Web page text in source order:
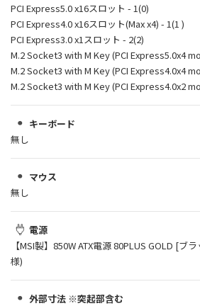
PCI Express5.0 x16スロット - 1(0)
PCI Express4.0 x16スロット(Max x4) - 1(1 )
PCI Express3.0 x1スロット - 2(2)
M.2 Socket3 with M Key (PCI Express5.0x4
M.2 Socket3 with M Key (PCI Express4.0x4
M.2 Socket3 with M Key (PCI Express4.0x2
キーボード
無し
マウス
無し
電源
【MSI製】850W ATX電源 80PLUS GOLD [ブ
様)
外部寸法 ※突起部含む